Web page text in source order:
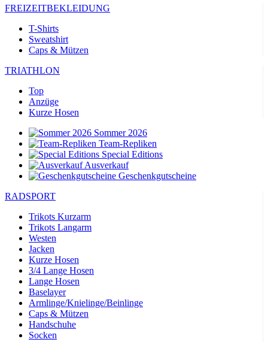
FREIZEITBEKLEIDUNG
T-Shirts
Sweatshirt
Caps & Mützen
TRIATHLON
Top
Anzüge
Kurze Hosen
Sommer 2026
Team-Repliken
Special Editions
Ausverkauf
Geschenkgutscheine
RADSPORT
Trikots Kurzarm
Trikots Langarm
Westen
Jacken
Kurze Hosen
3/4 Lange Hosen
Lange Hosen
Baselayer
Armlinge/Knielinge/Beinlinge
Caps & Mützen
Handschuhe
Socken